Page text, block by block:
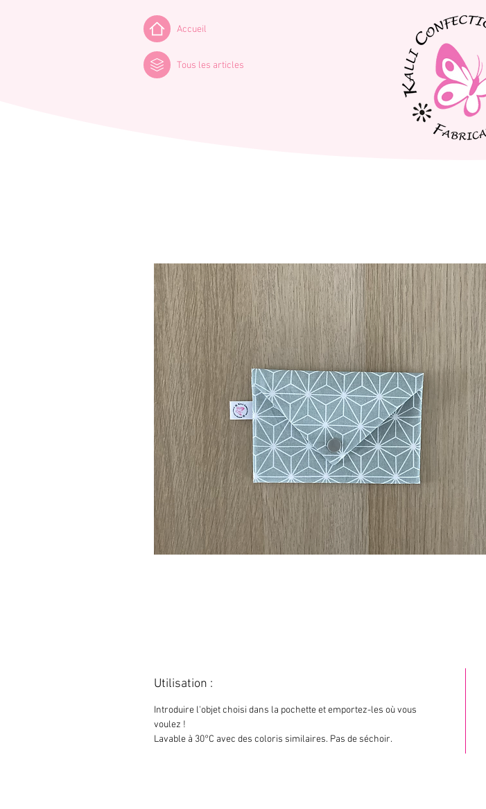
Accueil
Tous les articles
Utilisation :
Introduire l'objet choisi dans la pochette et emportez-les où vous
voulez !
Lavable à 30°C avec des coloris similaires. Pas de séchoir.